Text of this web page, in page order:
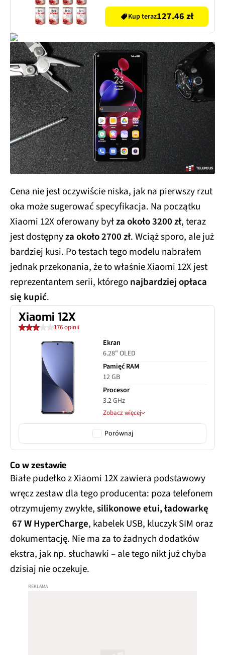
Kup teraz127.46 zł
Cena nie jest oczywiście niska, jak na pierwszy rzut
oka może sugerować specyfikacja. Na początku
Xiaomi 12X oferowany byłza około 3200 zł, teraz
jest dostępnyza około 2700 zł. Wciąż sporo, ale już
bardziej kusi. Po testach tego modelu nabrałem
jednak przekonania, że to właśnie Xiaomi 12X jest
reprezentantem serii, któregonajbardziej opłaca
się kupić.
Xiaomi 12X
176 opinii
Ekran
6.28" OLED
Pamięć RAM
12 GB
Procesor
3.2 GHz
Zobacz więcej
Porównaj
Co w zestawie
Białe pudełko z Xiaomi 12X zawiera podstawowy
wręcz zestaw dla tego producenta: poza telefonem
otrzymujemy zwykłe,silikonowe etui, ładowarkę
67 W HyperCharge, kabelek USB, kluczyk SIM oraz
dokumentację. Nie ma za to żadnych dodatków
ekstra, jak np. słuchawki – ale tego nikt już chyba
dzisiaj nie oczekuje.